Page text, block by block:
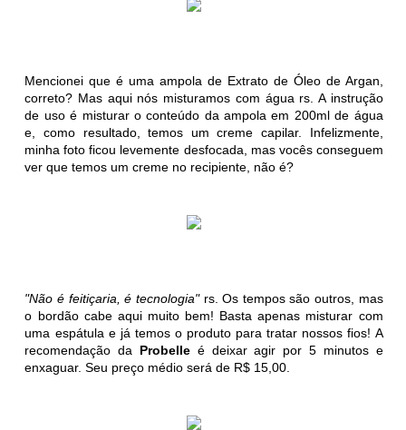
Mencionei que é uma ampola de Extrato de Óleo de Argan,
correto? Mas aqui nós misturamos com água rs. A instrução
de uso é misturar o conteúdo da ampola em 200ml de água
e, como resultado, temos um creme capilar. Infelizmente,
minha foto ficou levemente desfocada, mas vocês conseguem
ver que temos um creme no recipiente, não é?
"Não é feitiçaria, é tecnologia" rs. Os tempos são outros, mas
o bordão cabe aqui muito bem! Basta apenas misturar com
uma espátula e já temos o produto para tratar nossos fios! A
recomendação da Probelle é deixar agir por 5 minutos e
enxaguar. Seu preço médio será de R$ 15,00.